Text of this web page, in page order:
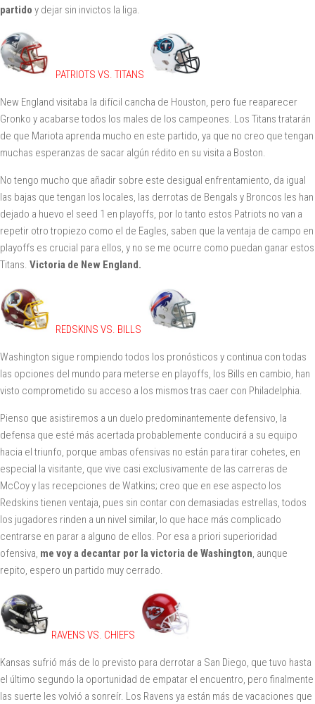
partido y dejar sin invictos la liga.
PATRIOTS VS. TITANS
New England visitaba la difícil cancha de Houston, pero fue reaparecer
Gronko y acabarse todos los males de los campeones. Los Titans tratarán
de que Mariota aprenda mucho en este partido, ya que no creo que tengan
muchas esperanzas de sacar algún rédito en su visita a Boston.
No tengo mucho que añadir sobre este desigual enfrentamiento, da igual
las bajas que tengan los locales, las derrotas de Bengals y Broncos les han
dejado a huevo el seed 1 en playoffs, por lo tanto estos Patriots no van a
repetir otro tropiezo como el de Eagles, saben que la ventaja de campo en
playoffs es crucial para ellos, y no se me ocurre como puedan ganar estos
Titans. Victoria de New England.
REDSKINS VS. BILLS
Washington sigue rompiendo todos los pronósticos y continua con todas
las opciones del mundo para meterse en playoffs, los Bills en cambio, han
visto comprometido su acceso a los mismos tras caer con Philadelphia.
Pienso que asistiremos a un duelo predominantemente defensivo, la
defensa que esté más acertada probablemente conducirá a su equipo
hacia el triunfo, porque ambas ofensivas no están para tirar cohetes, en
especial la visitante, que vive casi exclusivamente de las carreras de
McCoy y las recepciones de Watkins; creo que en ese aspecto los
Redskins tienen ventaja, pues sin contar con demasiadas estrellas, todos
los jugadores rinden a un nivel similar, lo que hace más complicado
centrarse en parar a alguno de ellos. Por esa a priori superioridad
ofensiva, me voy a decantar por la victoria de Washington, aunque
repito, espero un partido muy cerrado.
RAVENS VS. CHIEFS
Kansas sufrió más de lo previsto para derrotar a San Diego, que tuvo hasta
el último segundo la oportunidad de empatar el encuentro, pero finalmente
las suerte les volvió a sonreír. Los Ravens ya están más de vacaciones que